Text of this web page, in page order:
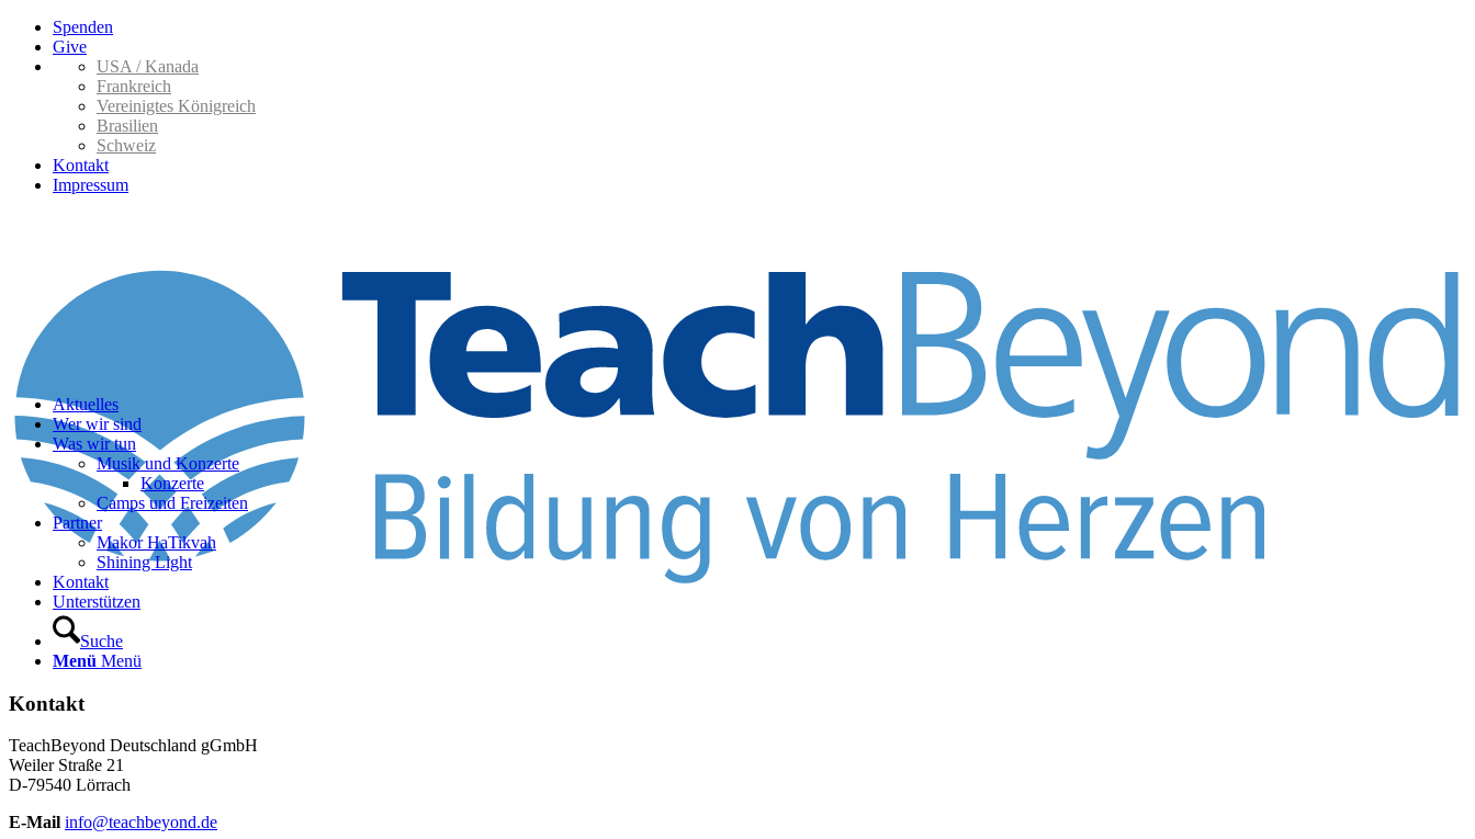
Spenden
Give
USA / Kanada
Frankreich
Vereinigtes Königreich
Brasilien
Schweiz
Kontakt
Impressum
Aktuelles
Wer wir sind
Was wir tun
Musik und Konzerte
Konzerte
Camps und Freizeiten
Partner
Makor HaTikvah
Shining Light
Kontakt
Unterstützen
Suche
Menü Menü
Kontakt
TeachBeyond Deutschland gGmbH
Weiler Straße 21
D-79540 Lörrach
E-Mail info@teachbeyond.de